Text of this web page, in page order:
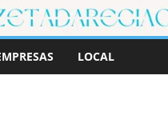
LOCAL